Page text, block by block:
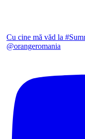
Cu cine mă văd la
@orangeromania